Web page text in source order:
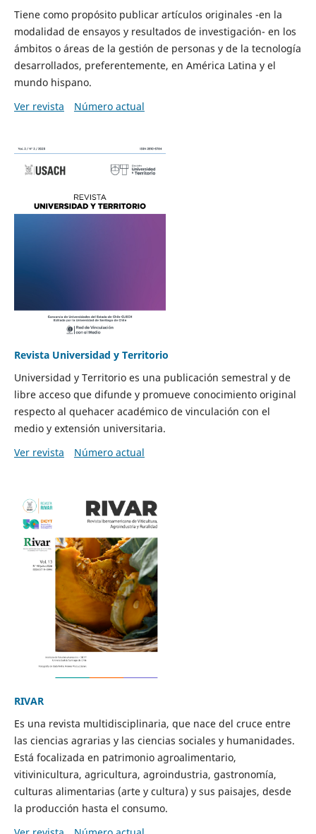
Tiene como propósito publicar artículos originales -en la
modalidad de ensayos y resultados de investigación- en los
ámbitos o áreas de la gestión de personas y de la tecnología
desarrollados, preferentemente, en América Latina y el
mundo hispano.
Ver revista
Número actual
Revista Universidad y Territorio
Universidad y Territorio es una publicación semestral y de
libre acceso que difunde y promueve conocimiento original
respecto al quehacer académico de vinculación con el
medio y extensión universitaria.
Ver revista
Número actual
RIVAR
Es una revista multidisciplinaria, que nace del cruce entre
las ciencias agrarias y las ciencias sociales y humanidades.
Está focalizada en patrimonio agroalimentario,
vitivinicultura, agricultura, agroindustria, gastronomía,
culturas alimentarias (arte y cultura) y sus paisajes, desde
la producción hasta el consumo.